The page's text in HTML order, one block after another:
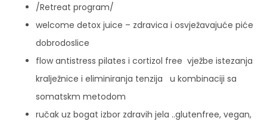
/Retreat program/
welcome detox juice – zdravica i osvježavajuće piće
dobrodoslice
flow antistress pilates i cortizol free vježbe istezanja
kralježnice i eliminiranja tenzija u kombinaciji sa
somatskm metodom
ručak uz bogat izbor zdravih jela ..glutenfree, vegan,